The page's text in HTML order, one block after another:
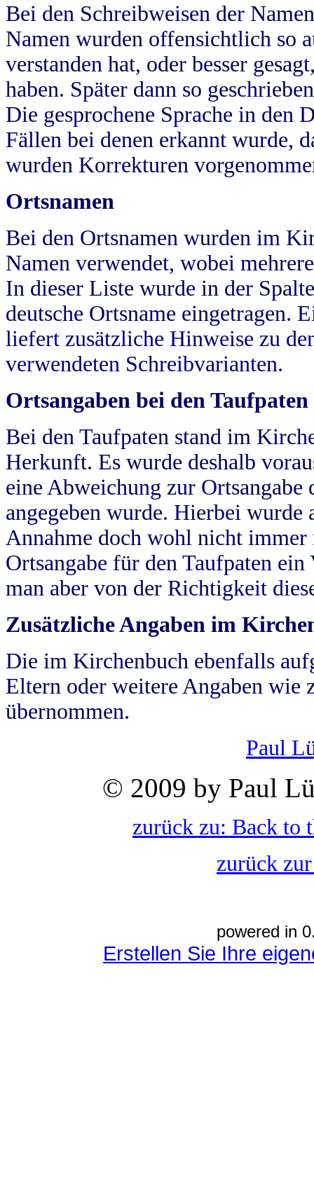
Bei den Schreibweisen der
Namen wurden offensichtlich so
verstanden hat, oder besser
haben. Später dann so
Die gesprochene Sprache in
Fällen bei denen erkannt wurde,
wurden Korrekturen
Ortsnamen
Bei den Ortsnamen wurden im
Namen verwendet, wobei
In dieser Liste wurde in der
deutsche Ortsname eingetragen.
liefert zusätzliche Hinweise zu
verwendeten Schreibvarianten.
Ortsangaben bei den Taufpaten
Bei den Taufpaten stand im
Herkunft. Es wurde deshalb
eine Abweichung zur
angegeben wurde. Hierbei wurde
Annahme doch wohl nicht
Ortsangabe für den Taufpaten
man aber von der Richtigkeit
Zusätzliche Angaben im
Die im Kirchenbuch ebenfalls
Eltern oder weitere Angaben wie
übernommen.
Paul
© 2009 by Paul
zurück zu: Back to
zurück
powered in
Erstellen Sie Ihre